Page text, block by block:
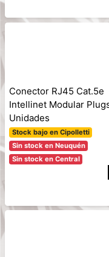
Conector RJ45 Cat.5e
Intellinet Modular
Unidades
Stock bajo en Cipolletti
Sin stock en Neuquén
Sin stock en Central